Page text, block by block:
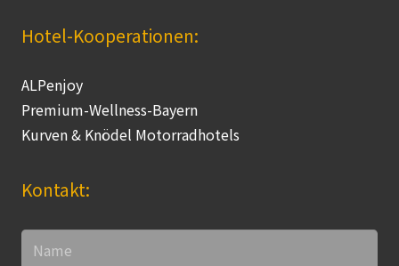
Hotel-Kooperationen:
ALPenjoy
Premium-Wellness-Bayern
Kurven & Knödel Motorradhotels
Kontakt: